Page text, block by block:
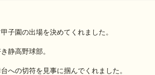
子園の出場を決めてくれました。
静高野球部。
への切符を見事に掴んでくれました。